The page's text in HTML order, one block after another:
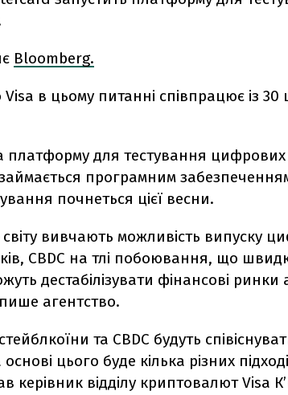
Bloomberg.
в цьому питанні співпрацює із
платформу для тестування
програмним
почнеться цієї весни.
вивчають можливість випуску
CBDC на тлі побоювання, що
дестабілізувати фінансові ринки
агентство.
та CBDC будуть
цього буде кілька різних
керівник відділу криптовалют Visa